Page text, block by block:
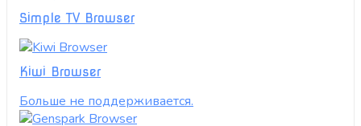
Simple TV Browser
Kiwi Browser
Больше не поддерживается.